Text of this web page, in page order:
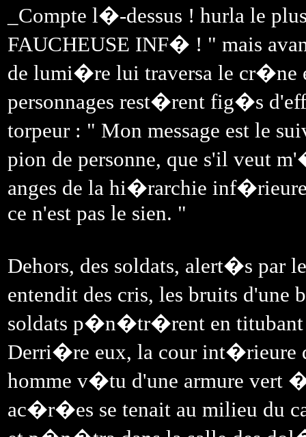
_Compte l�-dessus ! hurla le
FAUCHEUSE INF� ! " mais
de lumi�re lui traversa le cr�ne
personnages rest�rent fig�s
torpeur : " Mon message est le
pion de personne, que s'il veut
anges de la hi�rarchie
ce n'est pas le sien. "
Dehors, des soldats, alert�s par
entendit des cris, les bruits
soldats p�n�tr�rent en titubant
Derri�re eux, la cour int�rieure
homme v�tu d'une armure vert
ac�r�es se tenait au milieu du